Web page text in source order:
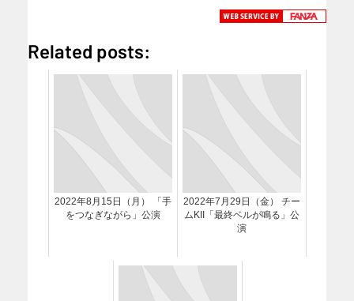
Related posts:
2022年8月15日（月） 「手
をつなぎながら」公演
2022年7月29日（金） チー
ムKII「最終ベルが鳴る」公
演